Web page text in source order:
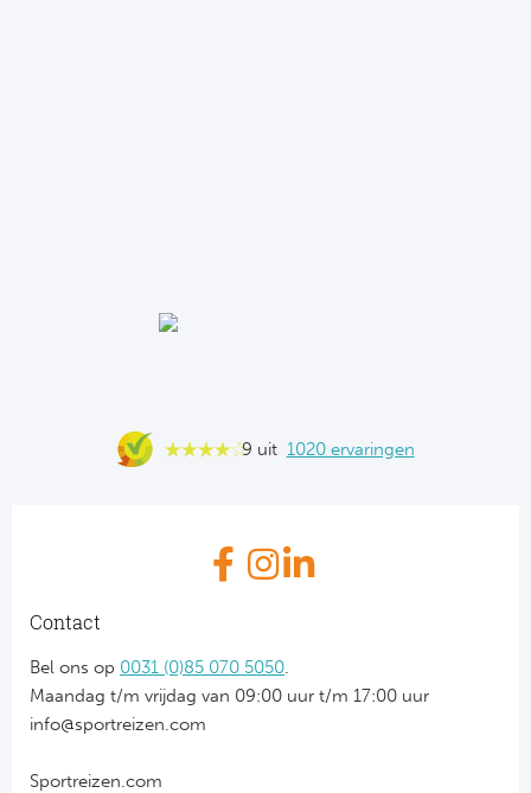
9 uit 1020 ervaringen
Contact
Bel ons op 0031 (0)85 070 5050.
Maandag t/m vrijdag van 09:00 uur t/m 17:00 uur
info@sportreizen.com
Sportreizen.com